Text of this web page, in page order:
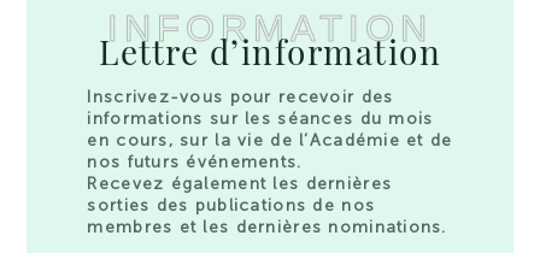
INFORMATION
Lettre d’information
Inscrivez-vous pour recevoir des
informations sur les séances du mois
en cours, sur la vie de l’Académie et de
nos futurs événements.
Recevez également les dernières
sorties des publications de nos
membres et les dernières nominations.